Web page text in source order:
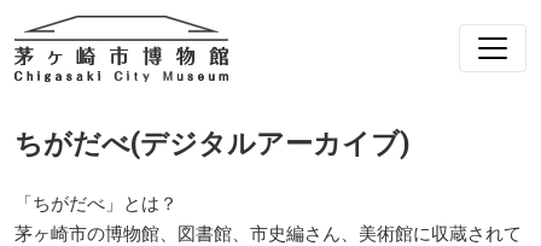
ちがだべ(デジタルアーカイブ)
「ちがだべ」とは？
茅ヶ崎市の博物館、図書館、市史編さん、美術館に収蔵されて